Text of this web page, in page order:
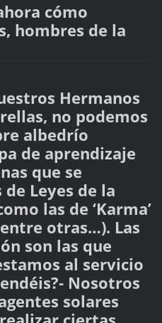
cómo
hombres de la
Hermanos
no podemos
albedrío
de aprendizaje
que se
Leyes de la
las de ‘Karma’
otras…). Las
son las que
al servicio
Nosotros
solares